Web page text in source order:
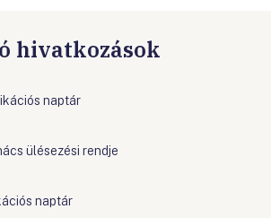
hivatkozások
naptár
ülésezési rendje
naptár